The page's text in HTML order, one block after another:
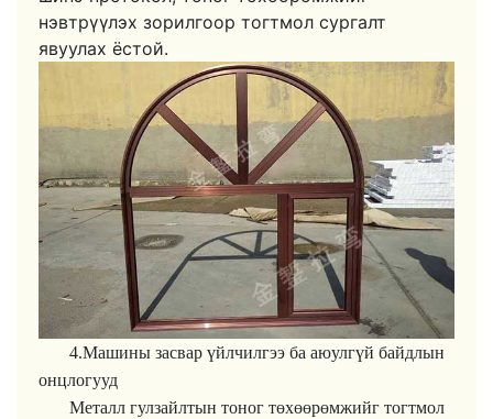
нэвтрүүлэх зорилгоор тогтмол сургалт
явуулах ёстой.
4.Машины засвар үйлчилгээ ба аюулгүй байдлын
онцлогууд
Металл гулзайлтын тоног төхөөрөмжийг тогтмол